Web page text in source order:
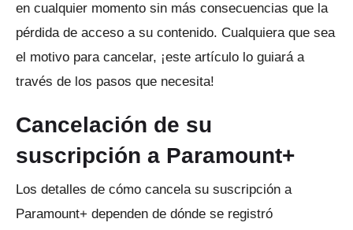
en cualquier momento sin más consecuencias que la
pérdida de acceso a su contenido. Cualquiera que sea
el motivo para cancelar, ¡este artículo lo guiará a
través de los pasos que necesita!
Cancelación de su
suscripción a Paramount+
Los detalles de cómo cancela su suscripción a
Paramount+ dependen de dónde se registró